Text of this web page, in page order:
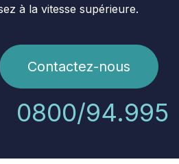
à la vitesse supérieure.
Contactez-nous
0800/94.995